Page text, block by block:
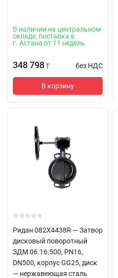
В наличии на центральном
складе, поставка в
г. Астана от 11 недель
348 798 T без НДС
В корзину
Ридан 082X4438R — Затвор
дисковый поворотный
ЗДМ 06.16.500, PN16,
DN500, корпус GG25, диск
— нержавеющая сталь